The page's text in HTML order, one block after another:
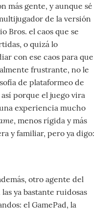
más gente, y aunque sé
de la versión
Bros. el caos que se
o quizá lo
con ese caos para que
frustrante, no le
de plataformeo de
porque el juego vira
experiencia mucho
, menos rígida y más
y familiar, pero ya digo:
otro agente del
ya bastante ruidosas
el GamePad, la